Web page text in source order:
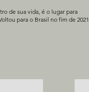
de sua vida, é o lugar para
para o Brasil no fim de 2021